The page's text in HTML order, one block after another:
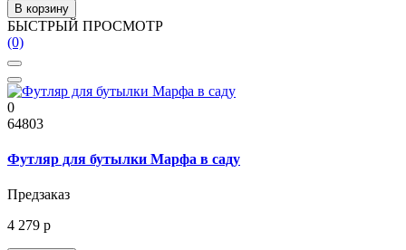
В корзину
БЫСТРЫЙ ПРОСМОТР
(0)
0
64803
Футляр для бутылки Марфа в саду
Предзаказ
4 279 р